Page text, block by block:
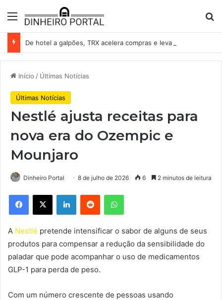
Menu
Início / Últimas Notícias
Últimas Notícias
Nestlé ajusta receitas para
nova era do Ozempic e
Mounjaro
Dinheiro Portal 8 de julho de 2026 6 2 minutos de leitura
Facebook
X LinkedinReddit WhatsApp
A Nestlé pretende intensificar o sabor de alguns de seus
produtos para compensar a redução da sensibilidade do
paladar que pode acompanhar o uso de medicamentos
GLP-1 para perda de peso.
Com um número crescente de pessoas usando